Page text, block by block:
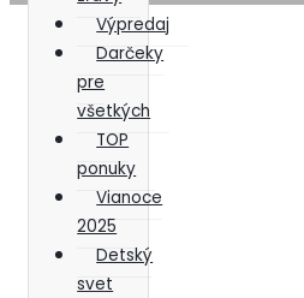
Výpredaj
Darčeky
pre
všetkých
TOP
ponuky
Vianoce
2025
Detský
svet